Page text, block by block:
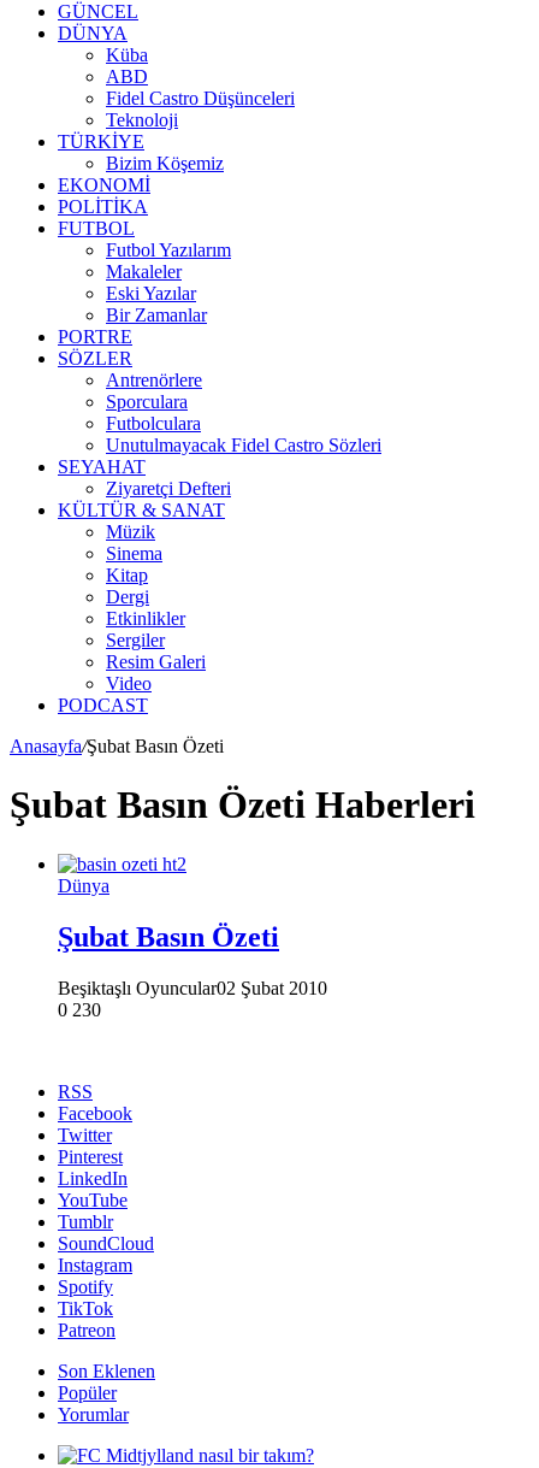
GÜNCEL
DÜNYA
Küba
ABD
Fidel Castro Düşünceleri
Teknoloji
TÜRKİYE
Bizim Köşemiz
EKONOMİ
POLİTİKA
FUTBOL
Futbol Yazılarım
Makaleler
Eski Yazılar
Bir Zamanlar
PORTRE
SÖZLER
Antrenörlere
Sporculara
Futbolculara
Unutulmayacak Fidel Castro Sözleri
SEYAHAT
Ziyaretçi Defteri
KÜLTÜR & SANAT
Müzik
Sinema
Kitap
Dergi
Etkinlikler
Sergiler
Resim Galeri
Video
PODCAST
Anasayfa/Şubat Basın Özeti
Şubat Basın Özeti Haberleri
Dünya
Şubat Basın Özeti
Beşiktaşlı Oyuncular02 Şubat 2010
0 230
RSS
Facebook
Twitter
Pinterest
LinkedIn
YouTube
Tumblr
SoundCloud
Instagram
Spotify
TikTok
Patreon
Son Eklenen
Popüler
Yorumlar